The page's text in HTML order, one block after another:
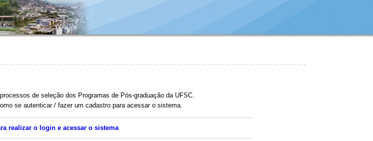
de seleção dos Programas de Pós-graduação da UFSC.
se autenticar / fazer um cadastro para acessar o sistema.
realizar o login e acessar o sistema